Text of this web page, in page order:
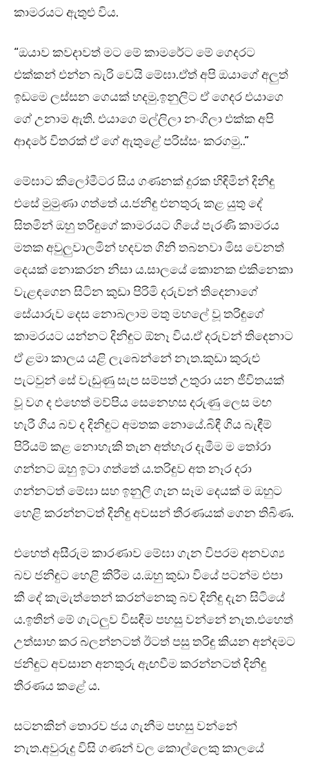
කාමරයට ඇතුළු විය.
“ඔයාව කවදාවත් මට මේ කාමරේට මේ ගෙදරට
එක්කන් එන්න බැරි වෙයි මේඝා.ඒත් අපි ඔයාගේ අලුත්
ඉඩමෙ ලස්සන ගෙයක් හදමු.ඉනුලිට ඒ ගෙදර එයාගෙ
ගේ උනාම ඇති. එයාගෙ මල්ලිලා නංගිලා එක්ක අපි
ආදරේ විතරක් ඒ ගේ ඇතුළේ පරිස්සං කරගමු..”
මේඝාට කිලෝමීටර සිය ගණනක් දුරක හිඳිමින් දිනිඳු
එසේ මුමුණා ගත්තේ ය.ජනිඳු එනතුරු කළ යුතු දේ
සිතමින් ඔහු තරිඳුගේ කාමරයට ගියේ පැරණි කාමරය
මතක අවුලුවාලමින් හදවත ගිනි තබනවා මිස වෙනත්
දෙයක් නොකරන නිසා ය.සාලයේ කොනක එකිනෙකා
වැළඳගෙන සිටින කුඩා පිරිමි දරුවන් තිදෙනාගේ
සේයාරුව දෙස නොබලාම මතු මහලේ වූ තරිඳුගේ
කාමරයට යන්නට දිනිඳුට ඕනෑ විය.ඒ දරුවන් තිදෙනාට
ඒ ළමා කාලය යළි ලැබෙන්නේ නැත.කුඩා කුරුළු
පැටවුන් සේ වැඩුණු සැප සම්පත් උතුරා යන ජීවිතයක්
වූ වග ද එහෙත් මව්පිය සෙනෙහස දරුණු ලෙස මඟ
හැරී ගිය බව ද දිනිඳුට අමතක නොයේ.බිඳී ගිය බැඳීම්
පිරියම් කළ නොහැකි තැන අත්හැර දැමීම ම තෝරා
ගන්නට ඔහු ඉටා ගත්තේ ය.තරිඳුව අත නෑර දරා
ගන්නටත් මේඝා සහ ඉනුලි ගැන සෑම දෙයක් ම ඔහුට
හෙළි කරන්නටත් දිනිඳු අවසන් තීරණයක් ගෙන තිබිණ.
එහෙත් අසීරුම කාරණාව මේඝා ගැන විපරම අනවශ්‍ය
බව ජනිඳුට හෙළි කිරීම ය.ඔහු කුඩා වියේ පටන්ම එපා
කී දේ කැමැත්තෙන් කරන්නෙකු බව දිනිඳු දැන සිටියේ
ය.ඉතින් මේ ගැටලුව විසඳීම පහසු වන්නේ නැත.එහෙත්
උත්සාහ කර බලන්නටත් ඊටත් පසු තරිඳු කියන අන්දමට
ජනිඳුට අවසාන අනතුරු ඇඟවීම කරන්නටත් දිනිඳු
තීරණය කළේ ය.
සටනකින් තොරව ජය ගැනීම පහසු වන්නේ
නැත.අවුරුදු විසි ගණන් වල කොල්ලෙකු කාලයේ